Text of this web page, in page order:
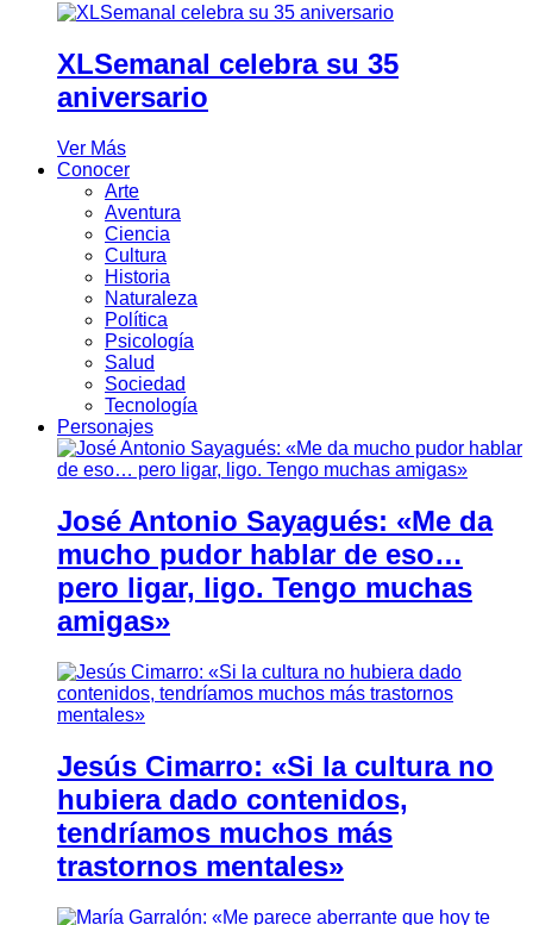
XLSemanal celebra su 35
aniversario
Ver Más
Conocer
Arte
Aventura
Ciencia
Cultura
Historia
Naturaleza
Política
Psicología
Salud
Sociedad
Tecnología
Personajes
José Antonio Sayagués: «Me da
mucho pudor hablar de eso…
pero ligar, ligo. Tengo muchas
amigas»
Jesús Cimarro: «Si la cultura no
hubiera dado contenidos,
tendríamos muchos más
trastornos mentales»